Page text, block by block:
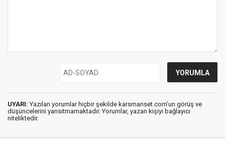
UYARI: Yazılan yorumlar hiçbir şekilde karsmanset.com’un görüş ve
düşüncelerini yansıtmamaktadır. Yorumlar, yazan kişiyi bağlayıcı
niteliktedir.